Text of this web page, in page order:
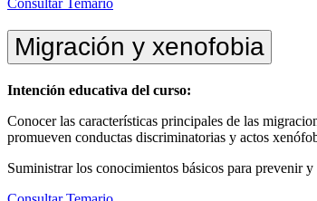
Consultar Temario
Migración y xenofobia
Intención educativa del curso:
Conocer las características principales de las
promueven conductas discriminatorias y actos
Suministrar los conocimientos básicos para prevenir